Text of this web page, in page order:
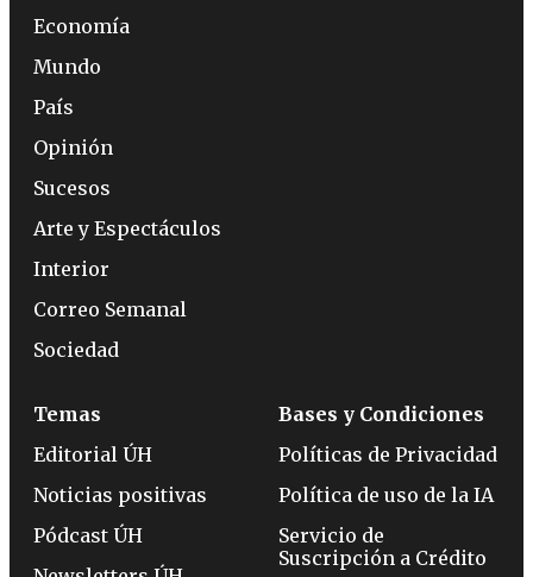
Economía
Mundo
País
Opinión
Sucesos
Arte y Espectáculos
Interior
Correo Semanal
Sociedad
Temas
Editorial ÚH
Noticias positivas
Pódcast ÚH
Bases y Condiciones
Políticas de Privacidad
Política de uso de la IA
Servicio de
Suscripción a Crédito